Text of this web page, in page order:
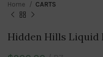
Home CARTS
Hidden Hills Liquid